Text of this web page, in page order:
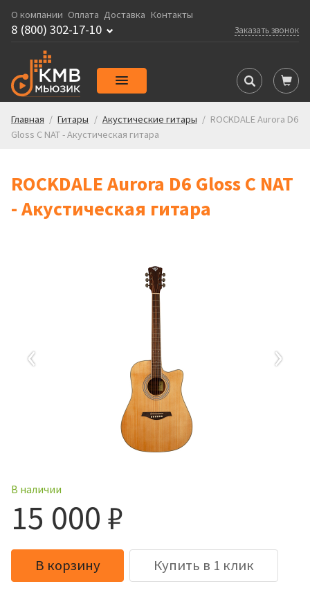
О компании Оплата Доставка Контакты
Заказать звонок
8 (800) 302-17-10
Главная / Гитары / Акустические гитары / ROCKDALE Aurora D6
Gloss C NAT - Акустическая гитара
ROCKDALE Aurora D6 Gloss C NAT
- Акустическая гитара
‹ ›
В наличии
15 000 ₽
В корзину Купить в 1 клик